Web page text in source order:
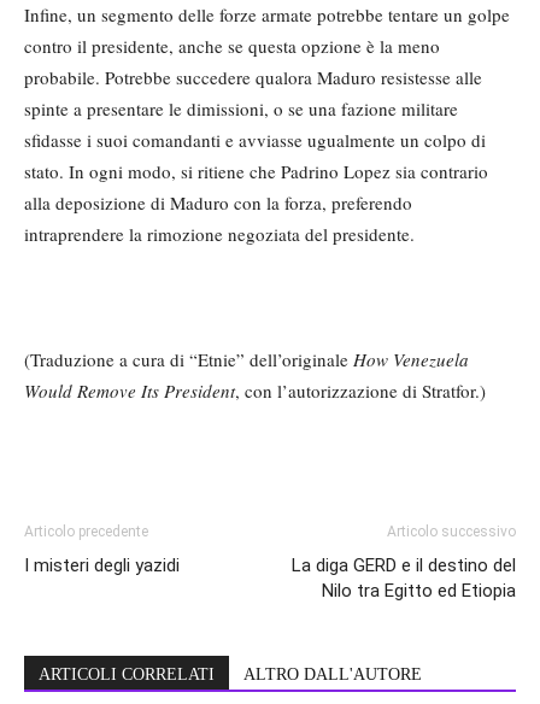
Infine, un segmento delle forze armate potrebbe tentare un golpe
contro il presidente, anche se questa opzione è la meno
probabile. Potrebbe succedere qualora Maduro resistesse alle
spinte a presentare le dimissioni, o se una fazione militare
sfidasse i suoi comandanti e avviasse ugualmente un colpo di
stato. In ogni modo, si ritiene che Padrino Lopez sia contrario
alla deposizione di Maduro con la forza, preferendo
intraprendere la rimozione negoziata del presidente.
(Traduzione a cura di “Etnie” dell’originale How Venezuela
Would Remove Its President, con l’autorizzazione di Stratfor.)
Articolo precedente
I misteri degli yazidi
Articolo successivo
La diga GERD e il destino del
Nilo tra Egitto ed Etiopia
ARTICOLI CORRELATI ALTRO DALL'AUTORE